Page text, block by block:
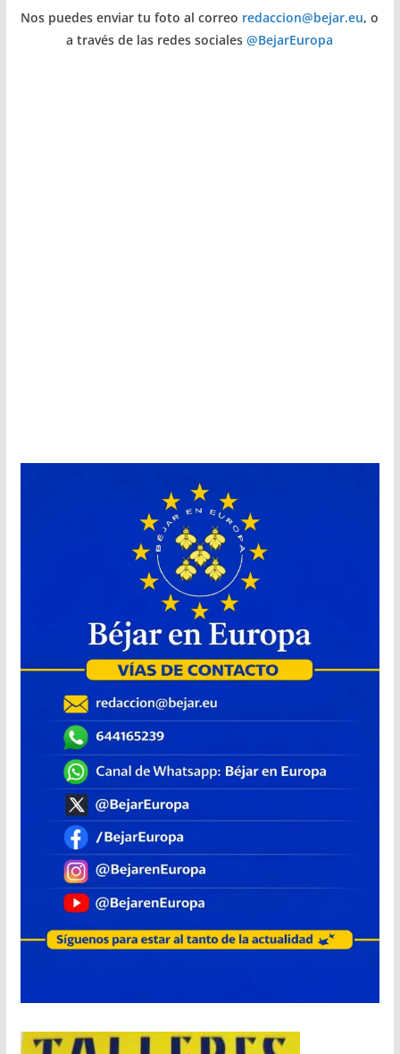
Nos puedes enviar tu foto al correo redaccion@bejar.eu, o
a través de las redes sociales@BejarEuropa